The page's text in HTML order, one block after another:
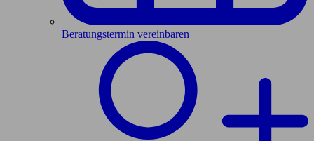
Beratungstermin vereinbaren